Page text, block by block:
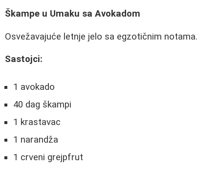
Škampe u Umaku sa Avokadom
Osvežavajuće letnje jelo sa egzotičnim notama.
Sastojci:
1 avokado
40 dag škampi
1 krastavac
1 narandža
1 crveni grejpfrut